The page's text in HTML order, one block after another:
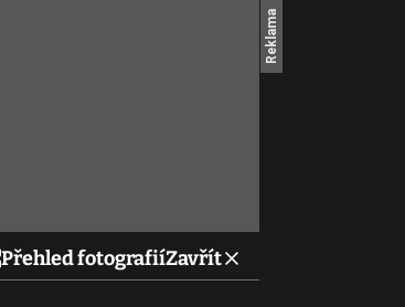
Přehled fotografiíZavřít